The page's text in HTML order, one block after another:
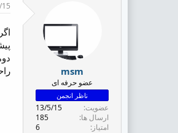
ض
ش
ر
و
msm
عضو حرفه ای
ناظر انجمن
عضویت
13/5/15
ارسال ها
185
امتیاز
6